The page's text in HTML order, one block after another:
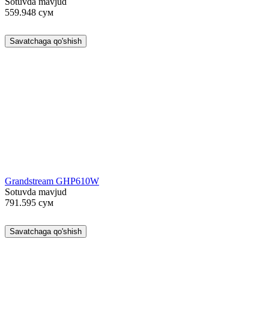
559.948 сум
Savatchaga qo'shish
Grandstream GHP610W
Sotuvda mavjud
791.595 сум
Savatchaga qo'shish